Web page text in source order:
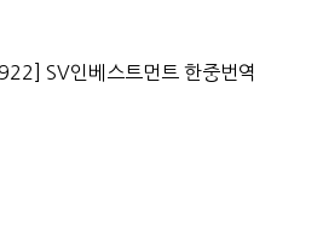
SV인베스트먼트 한중번역